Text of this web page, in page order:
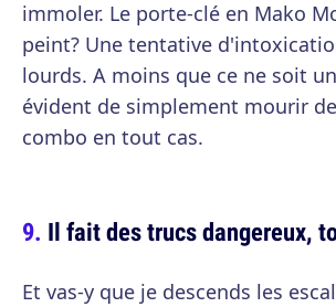
immoler. Le porte-clé en Mako
peint? Une tentative
lourds. A moins que ce ne soit
évident de simplement mourir
combo en tout cas.
Il fait des trucs dangereux,
Et vas-y que je descends les